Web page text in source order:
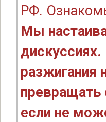
РФ.
Мы
разжигания
превращать
если не